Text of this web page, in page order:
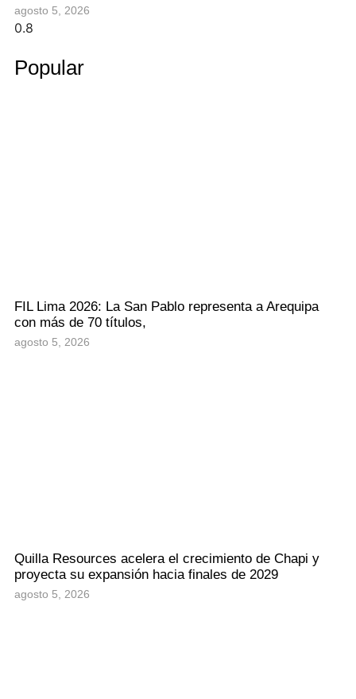
agosto 5, 2026
Popular
FIL Lima 2026: La San Pablo representa a Arequipa
con más de 70 títulos,
agosto 5, 2026
Quilla Resources acelera el crecimiento de Chapi y
proyecta su expansión hacia finales de 2029
agosto 5, 2026